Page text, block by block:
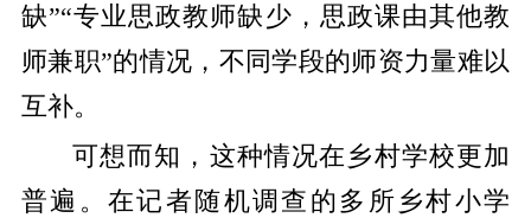
缺”“专业思政教师缺少，思政课由其他教
师兼职”的情况，不同学段的师资力量难以
互补。
可想而知，这种情况在乡村学校更加
普遍。在记者随机调查的多所乡村小学